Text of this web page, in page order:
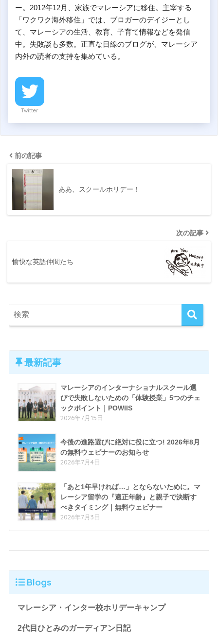
ー。2012年12月、家族でマレーシアに移住。主宰する
「ワクワク海外移住」では、ブロガーのデイジーとし
て、マレーシアの生活、教育、子育て情報などを発信
中。失敗談も多数。正直な目線のブログが、マレーシア
内外の読者の支持を集めている。
Twitter
前の記事
ああ、スクールホリデー！
次の記事
愉快な英語仲間たち
最新記事
マレーシアのインターナショナルスクール選
びで失敗しないための「体験授業」5つのチェ
ックポイント｜POWIIS
2026年7月15日
今後の進路選びに絶対に役に立つ! 2026年8月
の無料ウェビナーのお知らせ
2026年7月4日
「あと1年早ければ…」とならないために。マ
レーシア留学の『適正年齢』と親子で決断す
べきタイミング｜無料ウェビナー
2026年7月3日
Blogs
マレーシア・インター校ホリデーキャンプ
2代目ひとみのガーディアン日記